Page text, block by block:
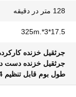
128 متر در دقیقه
17.5*3*.325m
جرثقیل خزنده کارکرده
جرثقیل خزنده دست دوم با
طول بوم قابل تنظیم 24 تا 96 متر جرثقیل خزنده از قبل متعلق به